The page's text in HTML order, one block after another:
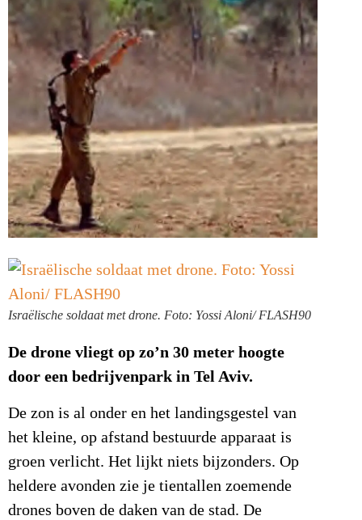
Israëlische soldaat met drone. Foto: Yossi Aloni/ FLASH90
De drone vliegt op zo’n 30 meter hoogte
door een bedrijvenpark in Tel Aviv.
De zon is al onder en het landingsgestel van
het kleine, op afstand bestuurde apparaat is
groen verlicht. Het lijkt niets bijzonders. Op
heldere avonden zie je tientallen zoemende
drones boven de daken van de stad. De